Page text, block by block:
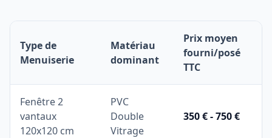
Type de
Menuiserie
Matériau
dominant
Prix moyen
fourni/posé
TTC
Fenêtre 2
vantaux
120x120 cm
PVC
Double
Vitrage
350 € - 750 €